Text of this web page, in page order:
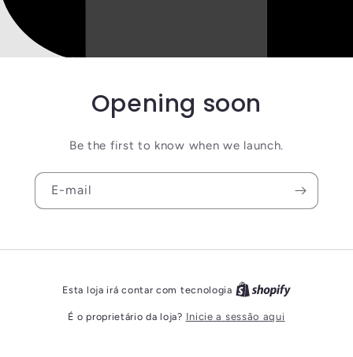
Opening soon
Be the first to know when we launch.
E-mail
Esta loja irá contar com tecnologia
É o proprietário da loja? Inicie a sessão aqui